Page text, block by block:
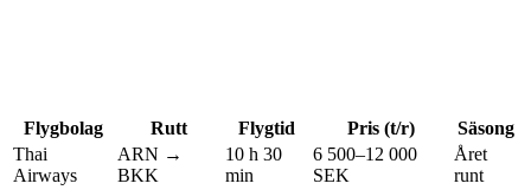
Flygbolag Rutt Flygtid Pris (t/r)
Säsong
Thai
Airways
ARN →
BKK
10 h 30
min
6 500–12 000
SEK
Året
runt